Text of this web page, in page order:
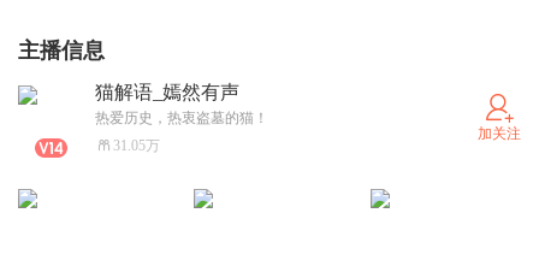
主播信息
猫解语_嫣然有声
热爱历史，热衷盗墓的猫！
31.05万
加关注